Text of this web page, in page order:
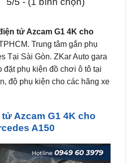
tử Azcam G1 4K cho
Tại Sài Gòn. ZKar Auto gara
phụ kiện đồ chơi ô tô tại
độ phụ kiện cho các hãng xe
Azcam G1 4K cho